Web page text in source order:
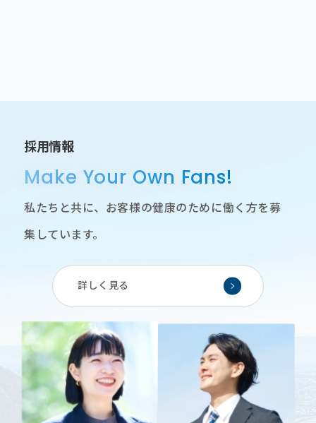
採用情報
Make Your Own Fans!
私たちと共に、お客様の健康のために働く方を募
集しています。
詳しく見る